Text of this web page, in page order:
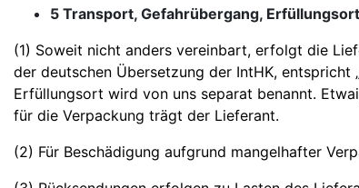
5 Transport, Gefahrübergang, Erfüllungsort
(1) Soweit nicht anders vereinbart, erfolgt die
der deutschen Übersetzung der IntHK, entspricht
Erfüllungsort wird von uns separat benannt.
für die Verpackung trägt der Lieferant.
(2) Für Beschädigung aufgrund mangelhafter